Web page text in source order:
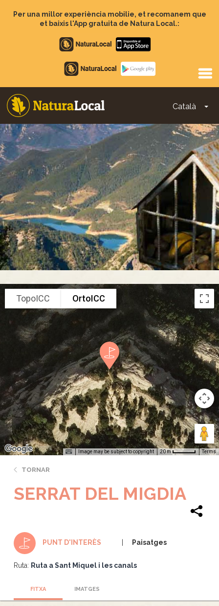
Per una millor experiència mobilie, et recomanem que
et baixis l'App gratuita de Natura Local.:
Apple
store
Google
Play
Català
Main
navigation
TopoICC OrtoICC
Image may be subject to copyright 20 m Terms
TORNAR
SERRAT DEL MIGDIA
PUNT D'INTERÈS Paisatges
Ruta: Ruta a Sant Miquel i les canals
FITXA IMATGES